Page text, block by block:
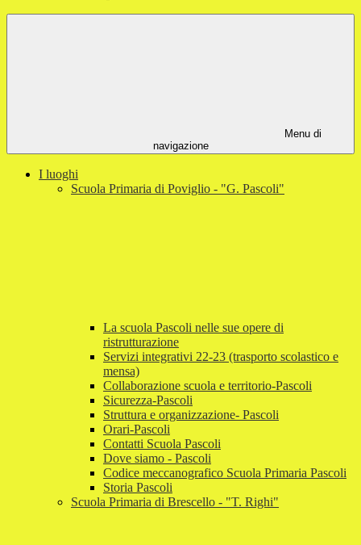
Menu di
navigazione
I luoghi
Scuola Primaria di Poviglio - "G. Pascoli"
La scuola Pascoli nelle sue opere di
ristrutturazione
Servizi integrativi 22-23 (trasporto scolastico e
mensa)
Collaborazione scuola e territorio-Pascoli
Sicurezza-Pascoli
Struttura e organizzazione- Pascoli
Orari-Pascoli
Contatti Scuola Pascoli
Dove siamo - Pascoli
Codice meccanografico Scuola Primaria Pascoli
Storia Pascoli
Scuola Primaria di Brescello - "T. Righi"